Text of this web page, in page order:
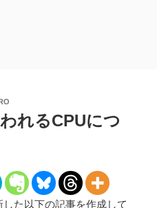
れるCPUにつ
た以下の記事を作成して